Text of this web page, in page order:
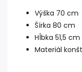
Výška 70 cm
Šírka 80 cm
Hĺbka 51,5 cm
Materiál